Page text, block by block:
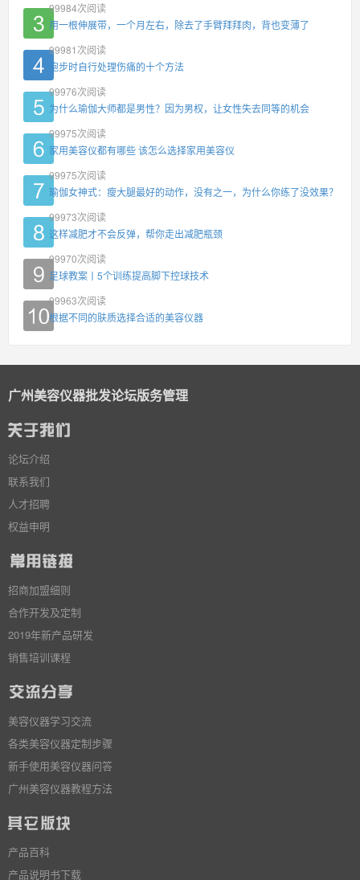
99984次阅读
用一根伸展带，一个月左右，除去了手臂拜拜肉，背也变薄了
99981 次阅读
跑步时自行处理伤痛的十个方法
99976次阅读
为什么瑜伽大师都是男性？因为男权，让女性失去同等的机会
99975次阅读
家用美容仪都有哪些 该怎么选择家用美容仪
99975次阅读
瑜伽女神式：瘦大腿最好的动作，没有之一，为什么你练了没效果？
99973次阅读
这样减肥才不会反弹，帮你走出减肥瓶颈
99970次阅读
足球教案丨5个训练提高脚下控球技术
99963次阅读
根据不同的肤质选择合适的美容仪器
广州美容仪器批发论坛版务管理
论坛介绍
联系我们
人才招聘
权益申明
招商加盟细则
合作开发及定制
2019年新产品研发
销售培训课程
美容仪器学习交流
各类美容仪器定制步骤
新手使用美容仪器问答
广州美容仪器教程方法
产品百科
产品说明书下载